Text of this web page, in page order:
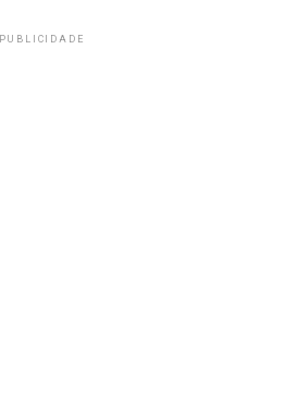
PUBLICIDADE